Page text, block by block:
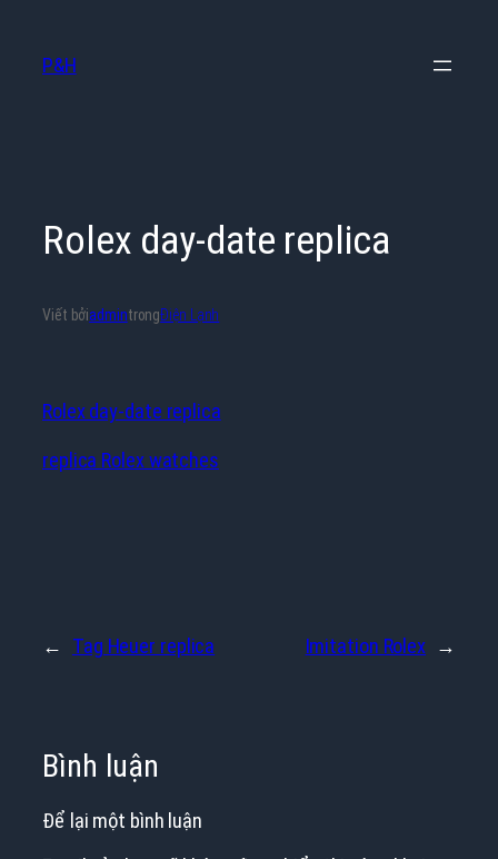
phần
P&H
Rolex day-date replica
Viết bởiadmintrongĐiện Lạnh
Rolex day-date replica
replica Rolex watches
← Tag Heuer replica Imitation Rolex →
Bình luận
Để lại một bình luận